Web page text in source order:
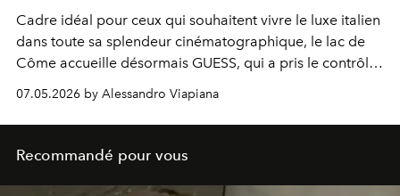
Cadre idéal pour ceux qui souhaitent vivre le luxe italien
dans toute sa splendeur cinématographique, le lac de
Côme accueille désormais GUESS, qui a pris le contrôle
de ses boutiques, hôtels, bateaux et parfums. Un coup
de maître en matière de style, parmi les plus réussis de
la saison.
07.05.2026 by Alessandro Viapiana
Recommandé pour vous